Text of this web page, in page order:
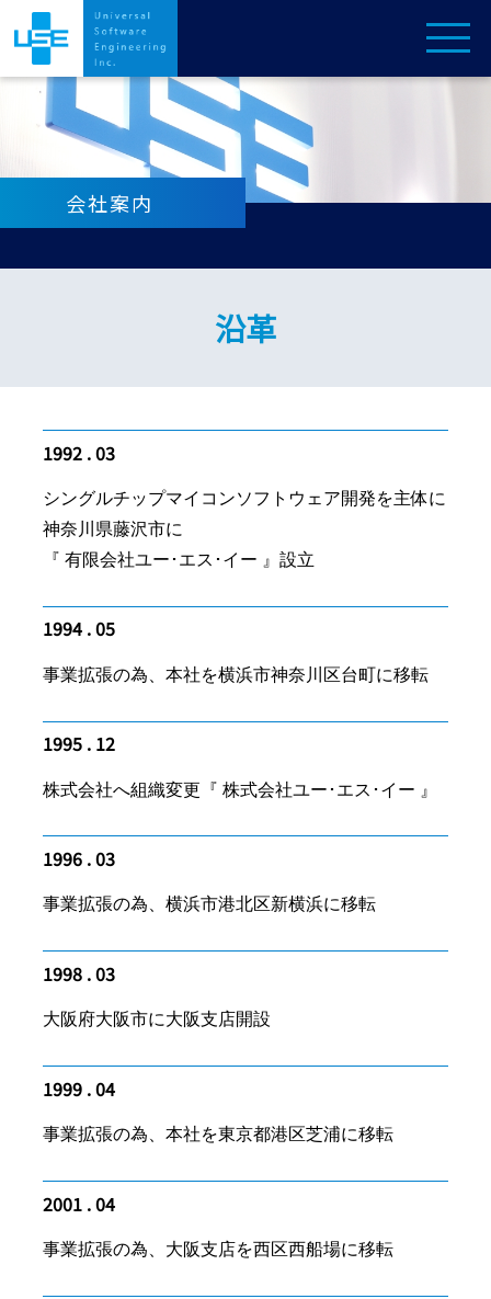
会社案内
沿革
1992 . 03
シングルチップマイコンソフトウェア開発を主体に
神奈川県藤沢市に
『 有限会社ユー･エス･イー 』設立
1994 . 05
事業拡張の為、本社を横浜市神奈川区台町に移転
1995 . 12
株式会社へ組織変更『 株式会社ユー･エス･イー 』
1996 . 03
事業拡張の為、横浜市港北区新横浜に移転
1998 . 03
大阪府大阪市に大阪支店開設
1999 . 04
事業拡張の為、本社を東京都港区芝浦に移転
2001 . 04
事業拡張の為、大阪支店を西区西船場に移転